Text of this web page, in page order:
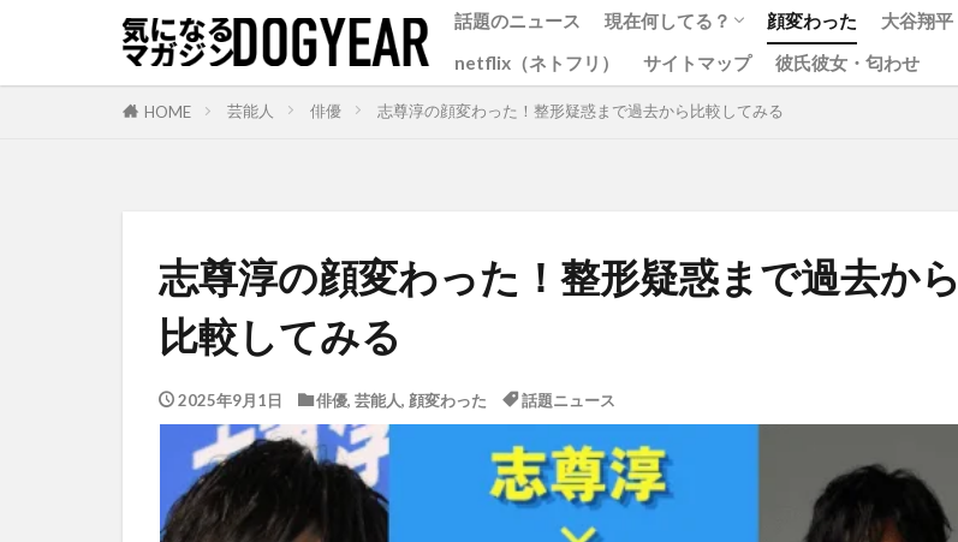
話題のニュース 現在何してる？
松本人志
ジャニーズ
顔変わった 大谷翔平
netflix（ネトフリ）
サイトマップ 彼氏彼女・匂わせ
HOME 芸能人 俳優 志尊淳の顔変わった！整形疑惑まで過去から比較してみる
志尊淳の顔変わった！整形疑惑まで過去から
比較してみる
2025年9月1日 俳優, 芸能人, 顔変わった 話題ニュース